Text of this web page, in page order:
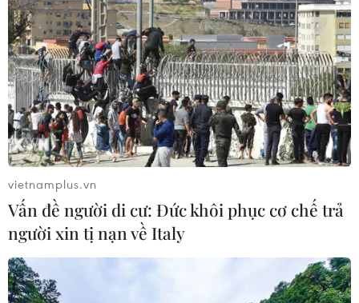
vietnamplus.vn
Vấn đề người di cư: Đức khôi phục cơ chế trả
người xin tị nạn về Italy